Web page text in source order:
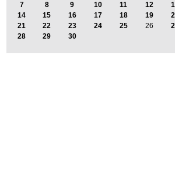
7
8 9 10 11 12
14
15 16 17 18 19
21
22 23 24 25 26
28
29 30